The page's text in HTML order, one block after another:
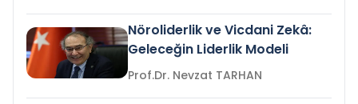
Nöroliderlik ve Vicdani Zekâ:
Geleceğin Liderlik Modeli
Prof.Dr. Nevzat TARHAN